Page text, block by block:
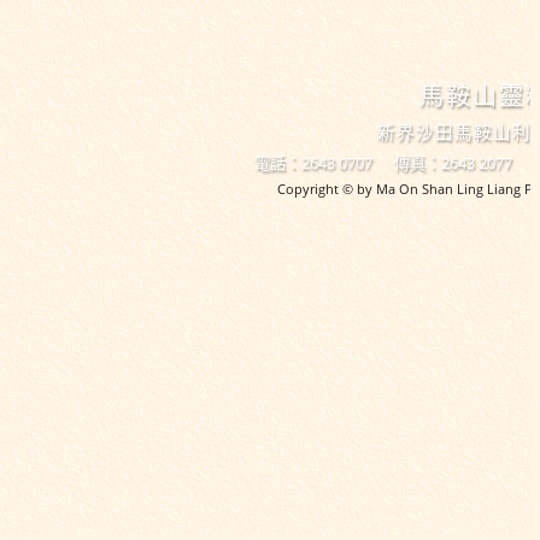
馬鞍山靈
新界沙田馬鞍山
電話：2643 0707 傳真：2643 2077
Copyright © by Ma On Shan Ling Liang